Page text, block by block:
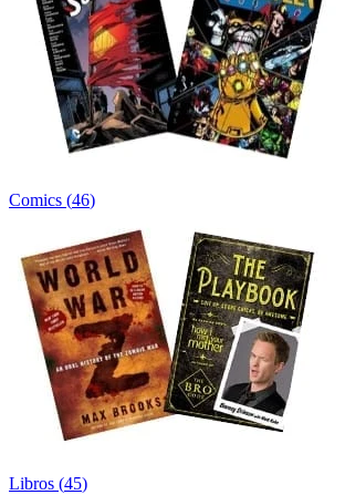
Comics (46)
Libros (45)